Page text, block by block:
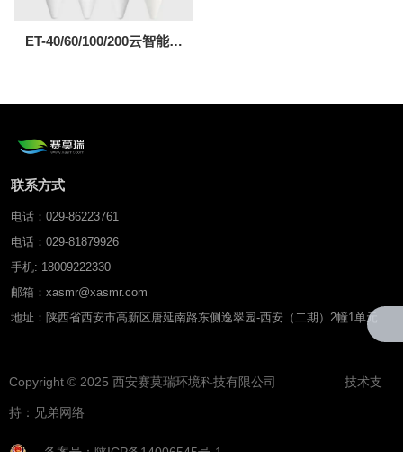
ET-40/60/100/200云智能土
联系方式
电话：029-86223761
电话：029-81879926
手机: 18009222330
邮箱：xasmr@xasmr.com
地址：陕西省西安市高新区唐延南路东侧逸翠园-西安（二期）2幢1单元
Copyright © 2025 西安赛莫瑞环境科技有限公司 技术支
持： 兄弟网络